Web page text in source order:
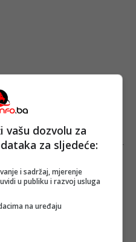
vašu dozvolu za
za sljedeće:
i sadržaj, mjerenje
u publiku i razvoj usluga
na uređaju